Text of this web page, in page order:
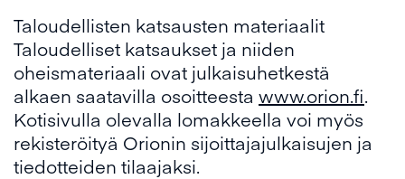
Taloudellisten katsausten materiaalit
Taloudelliset katsaukset ja niiden
oheismateriaali ovat julkaisuhetkestä
alkaen saatavilla osoitteesta www.orion.fi.
Kotisivulla olevalla lomakkeella voi myös
rekisteröityä Orionin sijoittajajulkaisujen ja
tiedotteiden tilaajaksi.